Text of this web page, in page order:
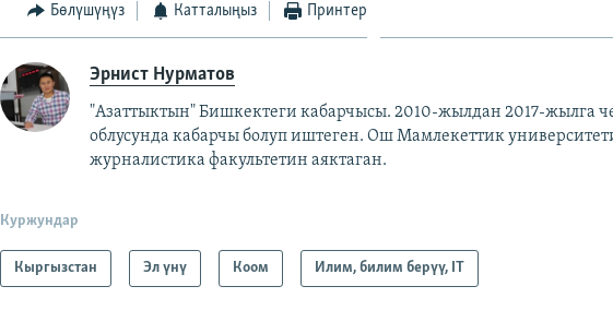
Бөлүшүңүз Катталыңыз Принтер
Эрнист Нурматов
"Азаттыктын" Бишкектеги кабарчысы. 2010-жылдан 2017-жылга
облусунда кабарчы болуп иштеген. Ош Мамлекеттик
журналистика факультетин аяктаган.
Куржундар
Кыргызстан Эл үнү Коом Илим, билим берүү, IT